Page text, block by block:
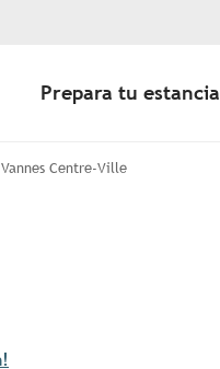
Prepara tu estancia
Centre-Ville